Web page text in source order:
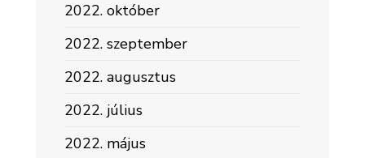
2022. október
2022. szeptember
2022. augusztus
2022. július
2022. május